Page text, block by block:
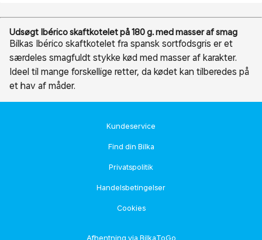
Udsøgt Ibérico skaftkotelet på 180 g. med masser af smag
Bilkas Ibérico skaftkotelet fra spansk sortfodsgris er et
særdeles smagfuldt stykke kød med masser af karakter.
Ideel til mange forskellige retter, da kødet kan tilberedes på
et hav af måder.
Kundeservice
Find din Bilka
Privatspolitik
Handelsbetingelser
Cookies
Afhentning via BilkaToGo